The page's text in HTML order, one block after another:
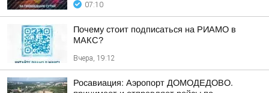
07:10
Почему стоит подписаться на РИАМО в
МАКС?
Вчера, 19:12
Росавиация: Аэропорт ДОМОДЕДОВО.